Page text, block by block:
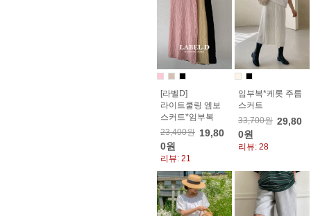
[라벨D]
라이트쿨링 엠보
스커트*임부복
23,400원 19,80
0원
리뷰: 21
임부복*케롯 주름
스커트
33,700원 29,80
0원
리뷰: 28